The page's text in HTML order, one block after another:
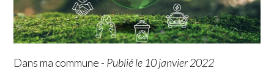
Dans ma commune - Publié le 10 janvier 2022